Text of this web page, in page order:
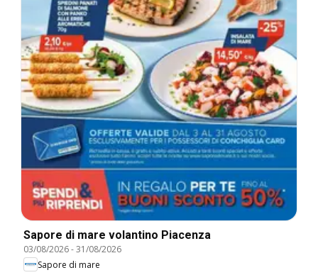
Sapore di mare volantino Piacenza
03/08/2026-31/08/2026
Sapore di mare